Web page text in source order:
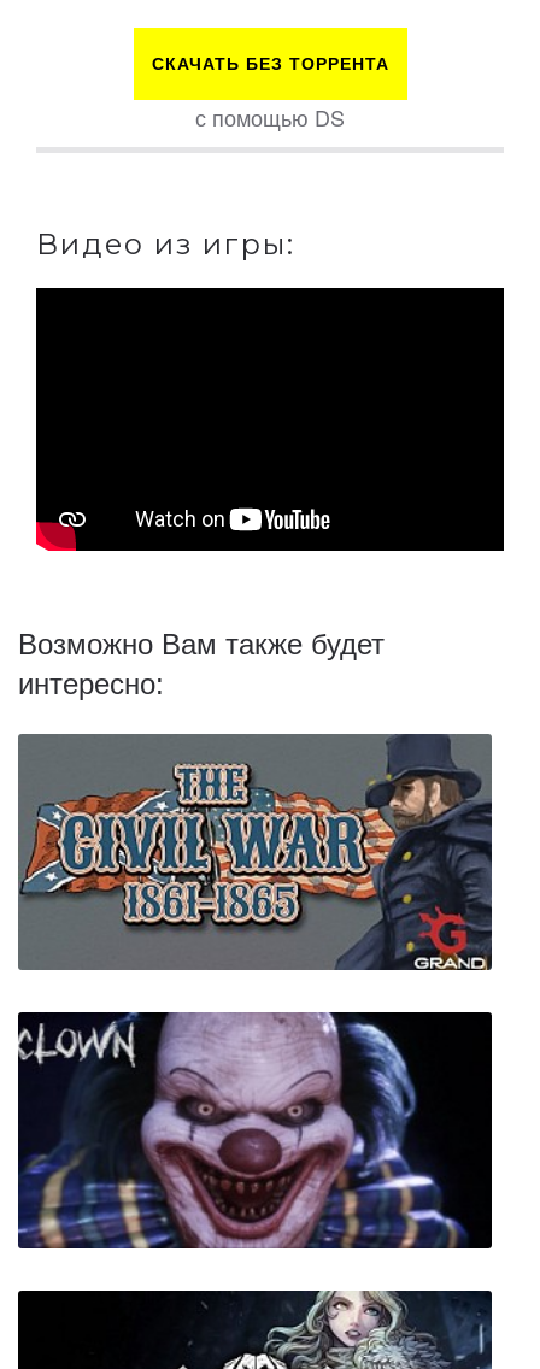
СКАЧАТЬ БЕЗ ТОРРЕНТА
с помощью DS
Видео из игры:
Возможно Вам также будет
интересно:
Grand Tactician: The Civil War (1861-1865)